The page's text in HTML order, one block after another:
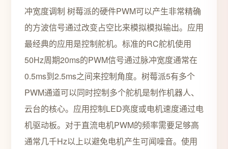
冲宽度调制 树莓派的硬件PWM可以产生非常精确
的方波信号通过改变占空比来模拟模拟输出。应用
最经典的应用是控制舵机。标准的RC舵机使用
50Hz周期20ms的PWM信号通过脉冲宽度通常在
0.5ms到2.5ms之间来控制角度。树莓派5有多个
PWM通道可以同时控制多个舵机是制作机器人、
云台的核心。应用控制LED亮度或电机速度通过电
机驱动板。对于直流电机PWM的频率需要足够高
通常几千Hz以上以避免电机产生可闻噪音。使用